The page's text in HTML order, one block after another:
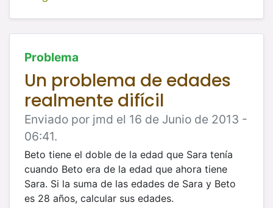
Problema
Un problema de edades
realmente difícil
Enviado por jmd el 16 de Junio de 2013 -
06:41.
Beto tiene el doble de la edad que Sara tenía
cuando Beto era de la edad que ahora tiene
Sara. Si la suma de las edades de Sara y Beto
es 28 años, calcular sus edades.